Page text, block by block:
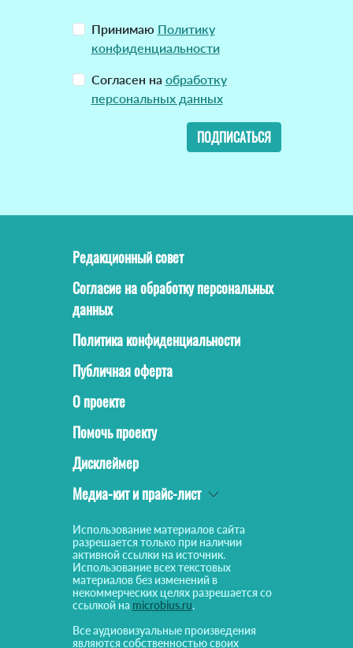
Принимаю Политику
конфиденциальности
Согласен на обработку
персональных данных
ПОДПИСАТЬСЯ
Редакционный совет
Согласие на обработку персональных
данных
Политика конфиденциальности
Публичная оферта
О проекте
Помочь проекту
Дисклеймер
Медиа-кит и прайс-лист
Использование материалов сайта
разрешается только при наличии
активной ссылки на источник.
Использование всех текстовых
материалов без изменений в
некоммерческих целях разрешается со
ссылкой на microbius.ru.
Все аудиовизуальные произведения
являются собственностью своих